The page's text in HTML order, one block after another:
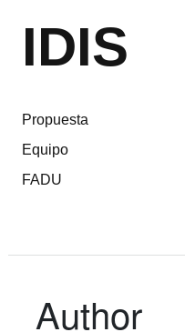
IDIS
Propuesta
Equipo
FADU
Author